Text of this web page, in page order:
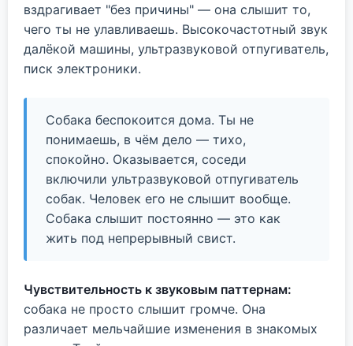
вздрагивает "без причины" — она слышит то,
чего ты не улавливаешь. Высокочастотный звук
далёкой машины, ультразвуковой отпугиватель,
писк электроники.
Собака беспокоится дома. Ты не
понимаешь, в чём дело — тихо,
спокойно. Оказывается, соседи
включили ультразвуковой отпугиватель
собак. Человек его не слышит вообще.
Собака слышит постоянно — это как
жить под непрерывный свист.
Чувствительность к звуковым паттернам:
собака не просто слышит громче. Она
различает мельчайшие изменения в знакомых